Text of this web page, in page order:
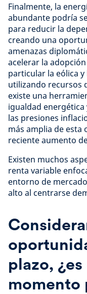
Finalmente, la
abundante podría
para reducir la
creando una
amenazas
acelerar la
particular la eólica
utilizando recursos
existe una
igualdad
las presiones
más amplia de
reciente aumento
Existen muchos
renta variable
entorno de
alto al centrarse
plazo,
momento